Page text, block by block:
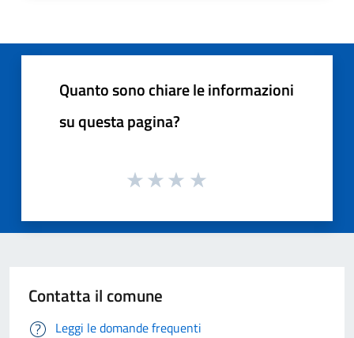
Quanto sono chiare le informazioni
su questa pagina?
Contatta il comune
Leggi le domande frequenti